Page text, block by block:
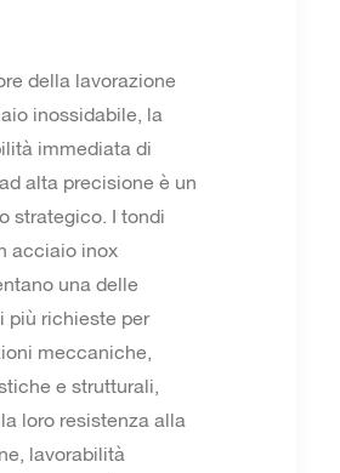
della lavorazione
inossidabile, la
immediata di
alta precisione è un
strategico. I tondi
acciaio inox
una delle
più richieste per
meccaniche,
e strutturali,
loro resistenza alla
lavorabilità